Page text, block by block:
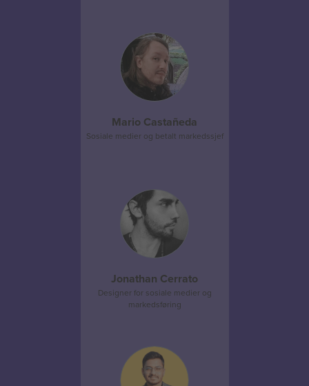
Mario Castañeda
Sosiale medier og betalt markedssjef
Jonathan Cerrato
Designer for sosiale medier og
markedsføring